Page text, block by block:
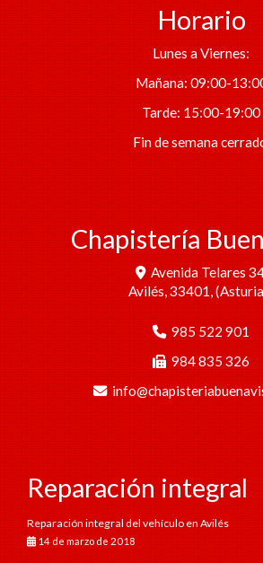
Horario
Lunes a Viernes:
Mañana: 09:00-
Tarde: 15:00-19:00
Fin de semana
Chapistería
Avenida Telares
Avilés,33401,
985 522 901
984 835 326
info
Reparación integral
Reparación integral del vehículo en Avilés
14 de marzo de 2018